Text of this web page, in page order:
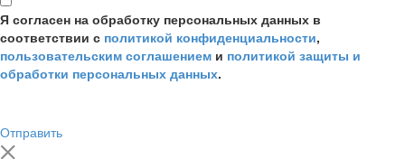
Я согласен на обработку персональных данных в
соответствии с политикой конфиденциальности,
пользовательским соглашением и политикой защиты и
обработки персональных данных.
Отправить